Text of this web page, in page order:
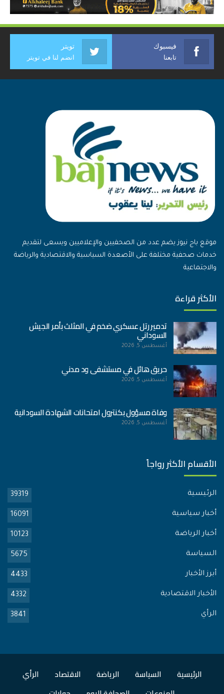
فيسبوك
تابعنا
تويتر
انضم لنا في تويتر
موقع باج نيوز يضم عدد من الصحفيين والإعلاميين ويسعى لتقديم
خدمات صحفية مختلفة على الأصعدة السياسية والاقتصادية والرياضة
والاجتماعية
الأكثر قراءة
تدمير رتل عسكري ضخم في المثلث بأمر الجيش
السوداني
أغسطس 5, 2026
حريق هائل في مستشفى ود مدني
أغسطس 5, 2026
وفاة مسؤول بكنترول امتحانات الشهادة السودانية
أغسطس 5, 2026
الأقسام الأكثر رواجاً
الرئيسية 39319
أخبار سياسية 16091
أخبار الرياضة 10123
السياسة 5675
أبرز الأخبار 4433
الأخبار الاقتصادية 4332
الرأي 3841
الرئيسية السياسة الرياضة الاقتصاد
الرأي